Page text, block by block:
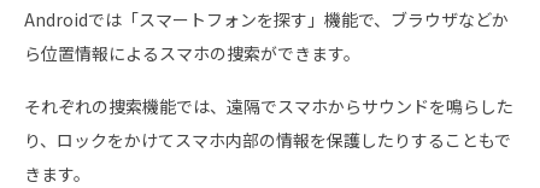
Androidでは「スマートフォンを探す」機能で、ブラウザなどか
ら位置情報によるスマホの捜索ができます。
それぞれの捜索機能では、遠隔でスマホからサウンドを鳴らした
り、ロックをかけてスマホ内部の情報を保護したりすることもで
きます。